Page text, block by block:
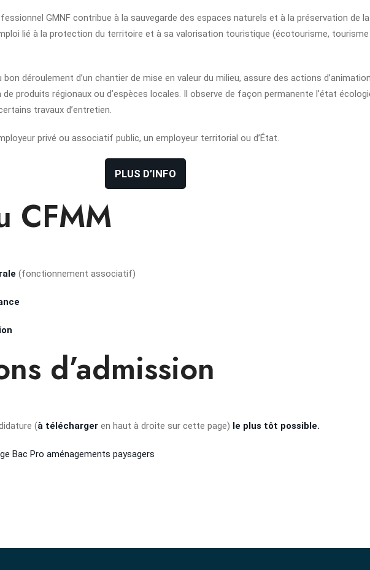
GMNF contribue à la sauvegarde des espaces naturels et à la préservation de la
lié à la protection du territoire et à sa valorisation touristique (écotourisme, tourisme
bon déroulement d’un chantier de mise en valeur du milieu, assure des actions
produits régionaux ou d’espèces locales. Il observe de façon permanente l’état
travaux d’entretien.
privé ou associatif public, un employeur territorial ou d’État.
PLUS D’INFO
CFMM
(fonctionnement associatif)
d’admission
(à télécharger en haut à droite sur cette page) le plus tôt possible.
Bac Pro aménagements paysagers